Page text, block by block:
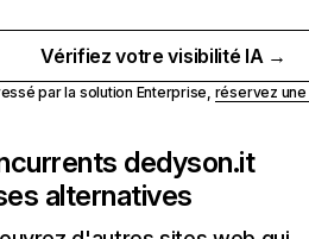
Vérifiez votre visibilité IA →
par la solution Enterprise, réservez
dedyson.it
alternatives